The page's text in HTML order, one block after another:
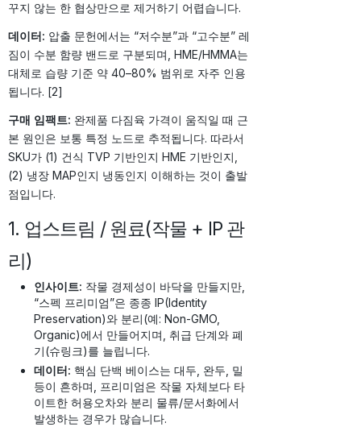
꾸지 않는 한 협상만으로 제거하기 어렵습니다.
데이터: 압출 문헌에서는 “저수분”과 “고수분” 레
짐이 수분 함량 밴드로 구분되며, HME/HMMA는
대체로 습량 기준 약 40–80% 범위로 자주 인용
됩니다. [2]
구매 임팩트: 완제품 다짐육 가격이 움직일 때 근
본 원인은 보통 특정 노드로 추적됩니다. 따라서
SKU가 (1) 건식 TVP 기반인지 HME 기반인지,
(2) 냉장 MAP인지 냉동인지 이해하는 것이 출발
점입니다.
1. 업스트림 / 원료(작물 + IP 관
리)
인사이트: 작물 경제성이 바닥을 만들지만,
“스펙 프리미엄”은 종종 IP(Identity
Preservation)와 분리(예: Non-GMO,
Organic)에서 만들어지며, 취급 단계와 폐
기(슈링크)를 늘립니다.
데이터: 핵심 단백 베이스는 대두, 완두, 밀
등이 흔하며, 프리미엄은 작물 자체보다 타
이트한 허용오차와 분리 물류/문서화에서
발생하는 경우가 많습니다.